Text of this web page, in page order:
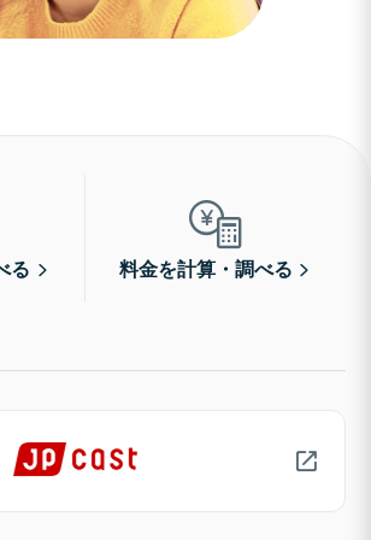
る 料金を計算・調べる